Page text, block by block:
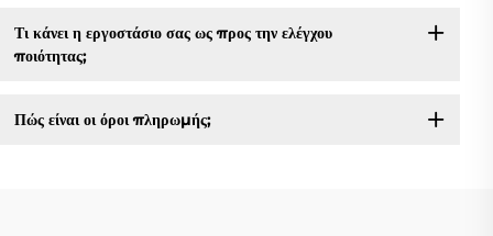
Τι κάνει η εργοστάσιο σας ως προς την ελέγχου
ποιότητας;
Πώς είναι οι όροι πληρωμής;